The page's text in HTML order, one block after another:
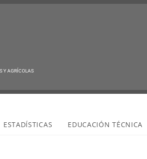
Y AGRÍCOLAS
ESTADÍSTICAS EDUCACIÓN TÉCNICA